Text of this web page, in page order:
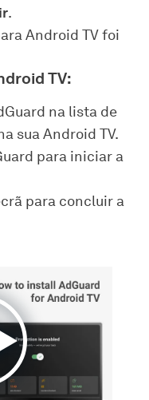
.
Android TV foi
TV:
na lista de
sua Android TV.
para iniciar a
para concluir a